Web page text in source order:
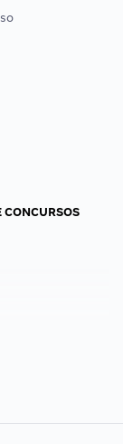
CONCURSOS